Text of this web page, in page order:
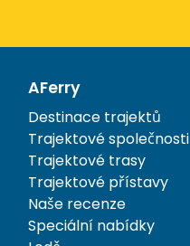
AFerry
Destinace trajektů
Trajektové společnosti
Trajektové trasy
Trajektové přístavy
Naše recenze
Speciální nabídky